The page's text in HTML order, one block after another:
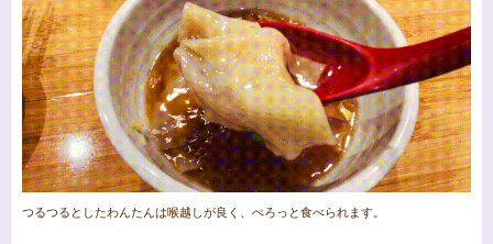
つるつるとしたわんたんは喉越しが良く、ぺろっと食べられます。